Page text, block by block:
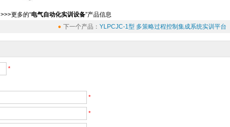
>>>更多的“电气自动化实训设备”产品信息
下一个产品： YLPCJC-1型 多策略过程控制集成系统实训平台
*
*
*